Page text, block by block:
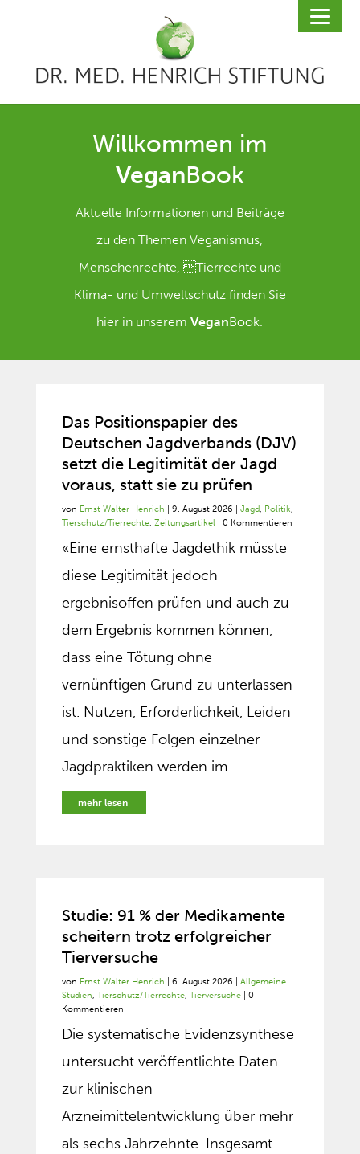
Willkommen im
VeganBook
Aktuelle Informationen und Beiträge
zu den Themen Veganismus,
Menschenrechte, Tierrechte und
Klima- und Umweltschutz finden Sie
hier in unseremVeganBook.
Das Positionspapier des
Deutschen Jagdverbands (DJV)
setzt die Legitimität der Jagd
voraus, statt sie zu prüfen
von Ernst Walter Henrich 9. August 2026 Jagd, Politik,
Tierschutz/Tierrechte, Zeitungsartikel| 0 Kommentieren
«Eine ernsthafte Jagdethik müsste
diese Legitimität jedoch
ergebnisoffen prüfen und auch zu
dem Ergebnis kommen können,
dass eine Tötung ohne
vernünftigen Grund zu unterlassen
ist. Nutzen, Erforderlichkeit, Leiden
und sonstige Folgen einzelner
Jagdpraktiken werden im...
mehr lesen
Studie: 91 % der Medikamente
scheitern trotz erfolgreicher
Tierversuche
von Ernst Walter Henrich 6. August 2026
Allgemeine
Studien, Tierschutz/Tierrechte, Tierversuche| 0
Kommentieren
Die systematische Evidenzsynthese
untersucht veröffentlichte Daten
zur klinischen
Arzneimittelentwicklung über mehr
als sechs Jahrzehnte. Insgesamt